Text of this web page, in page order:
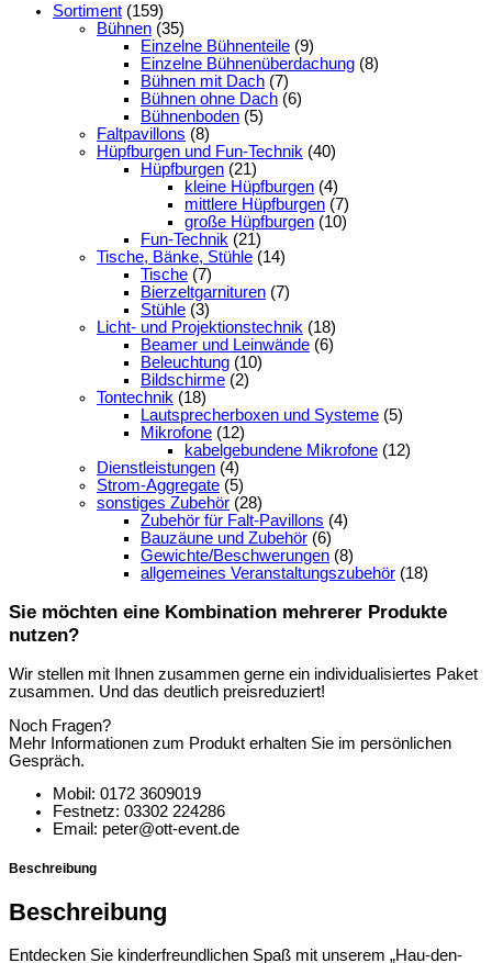
Sortiment (159)
Bühnen (35)
Einzelne Bühnenteile (9)
Einzelne Bühnenüberdachung (8)
Bühnen mit Dach (7)
Bühnen ohne Dach (6)
Bühnenboden (5)
Faltpavillons (8)
Hüpfburgen und Fun-Technik (40)
Hüpfburgen (21)
kleine Hüpfburgen (4)
mittlere Hüpfburgen (7)
große Hüpfburgen (10)
Fun-Technik (21)
Tische, Bänke, Stühle (14)
Tische (7)
Bierzeltgarnituren (7)
Stühle (3)
Licht- und Projektionstechnik (18)
Beamer und Leinwände (6)
Beleuchtung (10)
Bildschirme (2)
Tontechnik (18)
Lautsprecherboxen und Systeme (5)
Mikrofone (12)
kabelgebundene Mikrofone (12)
Dienstleistungen (4)
Strom-Aggregate (5)
sonstiges Zubehör (28)
Zubehör für Falt-Pavillons (4)
Bauzäune und Zubehör (6)
Gewichte/Beschwerungen (8)
allgemeines Veranstaltungszubehör (18)
Sie möchten eine Kombination mehrerer Produkte
nutzen?
Wir stellen mit Ihnen zusammen gerne ein individualisiertes Paket
zusammen. Und das deutlich preisreduziert!
Noch Fragen?
Mehr Informationen zum Produkt erhalten Sie im persönlichen
Gespräch.
Mobil: 0172 3609019
Festnetz: 03302 224286
Email: peter@ott-event.de
Beschreibung
Beschreibung
Entdecken Sie kinderfreundlichen Spaß mit unserem „Hau-den-